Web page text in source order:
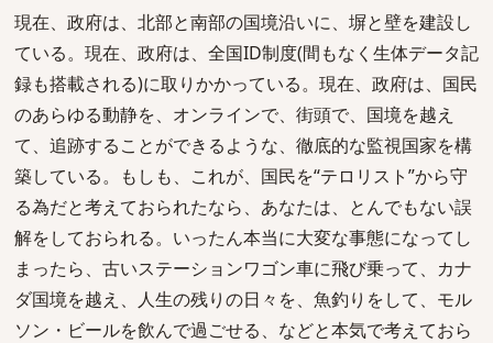
現在、政府は、北部と南部の国境沿いに、塀と壁を建設し
ている。現在、政府は、全国ID制度(間もなく生体データ記
録も搭載される)に取りかかっている。現在、政府は、国民
のあらゆる動静を、オンラインで、街頭で、国境を越え
て、追跡することができるような、徹底的な監視国家を構
築している。もしも、これが、国民を“テロリスト”から守
る為だと考えておられたなら、あなたは、とんでもない誤
解をしておられる。いったん本当に大変な事態になってし
まったら、古いステーションワゴン車に飛び乗って、カナ
ダ国境を越え、人生の残りの日々を、魚釣りをして、モル
ソン・ビールを飲んで過ごせる、などと本気で考えておら